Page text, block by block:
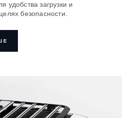
удобства загрузки и
безопасности.